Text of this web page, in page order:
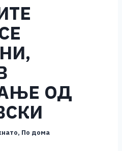
ОД
, По дома